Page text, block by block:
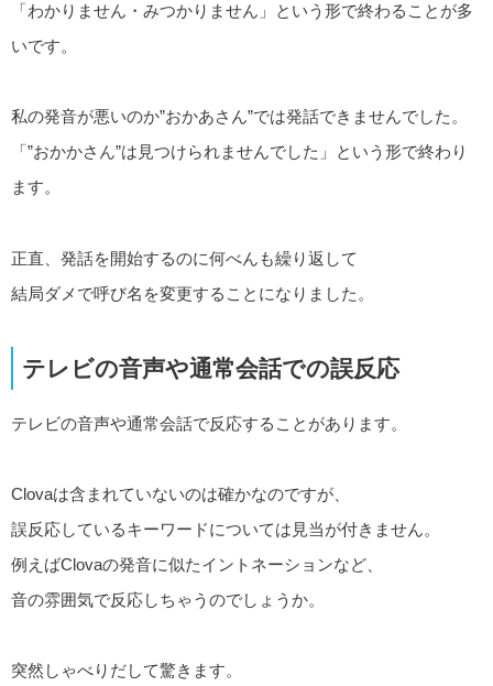
「わかりません・みつかりません」という形で終わることが多
いです。
私の発音が悪いのか”おかあさん”では発話できませんでした。
「”おかかさん”は見つけられませんでした」という形で終わり
ます。
正直、発話を開始するのに何べんも繰り返して
結局ダメで呼び名を変更することになりました。
テレビの音声や通常会話での誤反応
テレビの音声や通常会話で反応することがあります。
Clovaは含まれていないのは確かなのですが、
誤反応しているキーワードについては見当が付きません。
例えばClovaの発音に似たイントネーションなど、
音の雰囲気で反応しちゃうのでしょうか。
突然しゃべりだして驚きます。